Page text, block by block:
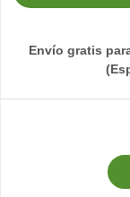
Envío gratis